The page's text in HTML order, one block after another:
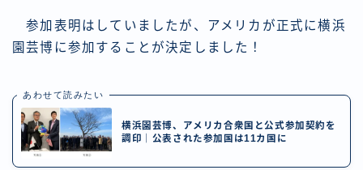
参加表明はしていましたが、アメリカが正式に横浜
園芸博に参加することが決定しました！
あわせて読みたい
横浜園芸博、アメリカ合衆国と公式参加契約を
調印｜公表された参加国は11カ国に